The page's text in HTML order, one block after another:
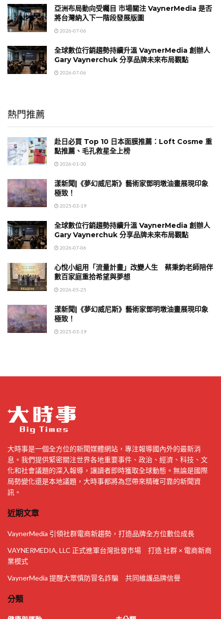
亞洲布局動向受矚目 市場關注 VaynerMedia 是否
將台灣納入下一階段發展版圖
2026-07-06
全球數位行銷趨勢持續升溫 VaynerMedia 創辦人
Gary Vaynerchuk 分享品牌未來布局觀點
2026-07-06
熱門推薦
赴日必買 Top 10 日本面膜推薦：Loft Cosme 重
點推薦、毛孔救星全上榜
2026-01-30
漾新聞|《夢幻威尼斯》藝術家鄧明墩油畫展現印象
極致！
2025-03-19
全球數位行銷趨勢持續升溫 VaynerMedia 創辦人
Gary Vaynerchuk 分享品牌未來布局觀點
2026-07-06
心悅小組用「流量計畫」改變人生 蔡秉鈞老師陪伴
數百家庭重拾希望與夢想
2026-05-25
漾新聞|《夢幻威尼斯》藝術家鄧明墩油畫展現印象
極致！
2025-03-19
大時事是一個全方位的新聞媒體網站，專注報導國內外的最新消
息。我們提供緊密關注世界各地重要事件、政治、經濟、科技、文
化和社會議題的深入報導，讓讀者即時獲取全球動態。無論是國際
局勢變化還是本地議題，大時事都將為您帶來精確可靠的新聞資
訊。
近期文章
VaynerMedia 引領社群電商新趨勢，打造品牌全方位數位成長
VAYNERMEDIA, LLC 正式進軍台灣批發市場 打造 社群 × 電商新商
業模式
VaynerMedia 提醒大眾慎防冒名詐騙 共同維護品牌信譽
分類